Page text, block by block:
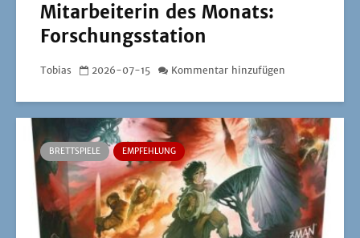
Mitarbeiterin des Monats:
Forschungsstation
Tobias 2026-07-15 Kommentar hinzufügen
BRETTSPIELE EMPFEHLUNG